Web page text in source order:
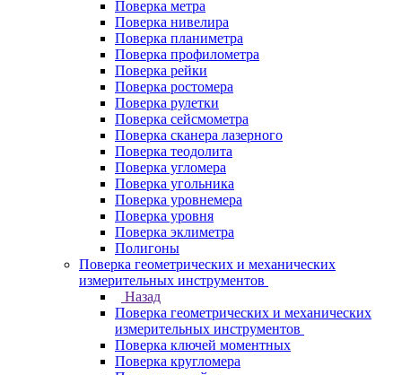
Поверка метра
Поверка нивелира
Поверка планиметра
Поверка профилометра
Поверка рейки
Поверка ростомера
Поверка рулетки
Поверка сейсмометра
Поверка сканера лазерного
Поверка теодолита
Поверка угломера
Поверка угольника
Поверка уровнемера
Поверка уровня
Поверка эклиметра
Полигоны
Поверка геометрических и механических
измерительных инструментов
Назад
Поверка геометрических и механических
измерительных инструментов
Поверка ключей моментных
Поверка кругломера